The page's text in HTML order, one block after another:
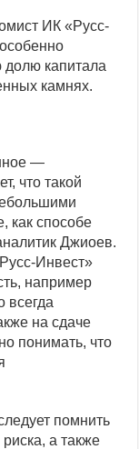
ИК «Русс-
долю капитала
камнях.
—
что такой
как способе
Джиоев.
Инвест»
например
всегда
на сдаче
понимать, что
помнить
а также